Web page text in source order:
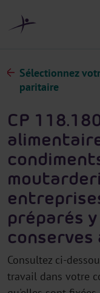
Sélectionnez
paritaire
CP
préparés
conserves
Consultez ci-
travail dans votre